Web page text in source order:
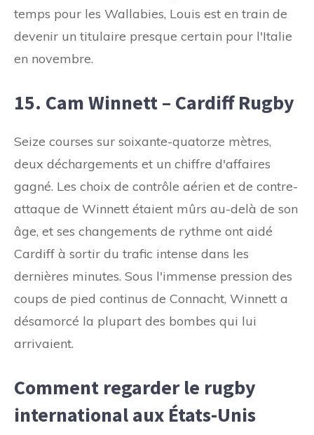
temps pour les Wallabies, Louis est en train de
devenir un titulaire presque certain pour l'Italie
en novembre.
15. Cam Winnett – Cardiff Rugby
Seize courses sur soixante-quatorze mètres,
deux déchargements et un chiffre d'affaires
gagné. Les choix de contrôle aérien et de contre-
attaque de Winnett étaient mûrs au-delà de son
âge, et ses changements de rythme ont aidé
Cardiff à sortir du trafic intense dans les
dernières minutes. Sous l'immense pression des
coups de pied continus de Connacht, Winnett a
désamorcé la plupart des bombes qui lui
arrivaient.
Comment regarder le rugby
international aux États-Unis